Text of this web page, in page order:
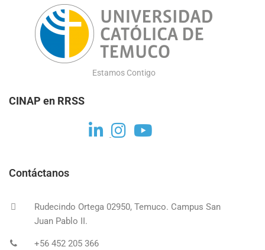
Estamos Contigo
CINAP en RRSS
Contáctanos
Rudecindo Ortega 02950, Temuco. Campus San
Juan Pablo II.
+56 452 205 366